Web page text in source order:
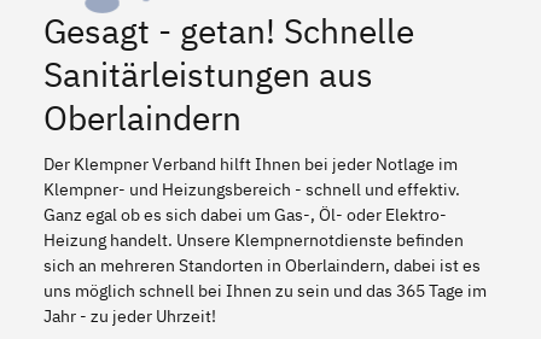
Gesagt - getan! Schnelle
Sanitärleistungen aus
Oberlaindern
Der Klempner Verband hilft Ihnen bei jeder Notlage im
Klempner- und Heizungsbereich - schnell und effektiv.
Ganz egal ob es sich dabei um Gas-, Öl- oder Elektro-
Heizung handelt. Unsere Klempnernotdienste befinden
sich an mehreren Standorten in Oberlaindern, dabei ist es
uns möglich schnell bei Ihnen zu sein und das 365 Tage im
Jahr - zu jeder Uhrzeit!